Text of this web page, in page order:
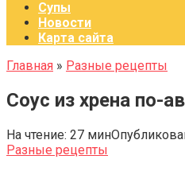
Супы
Новости
Карта сайта
Главная » Разные рецепты
Соус из хрена по-
На чтение: 27 мин
Разные рецепты